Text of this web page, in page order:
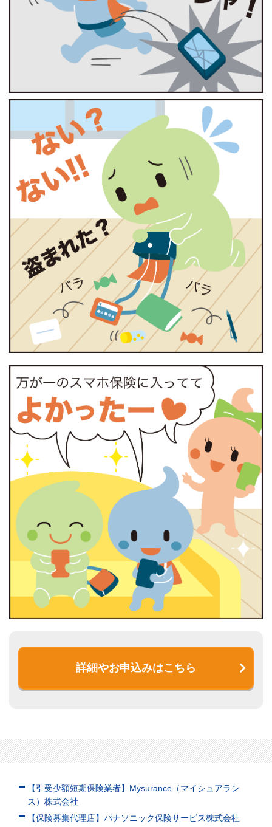
詳細やお申込みはこちら
【引受少額短期保険業者】Mysurance（マイシュアラン
ス）株式会社
【保険募集代理店】パナソニック保険サービス株式会社